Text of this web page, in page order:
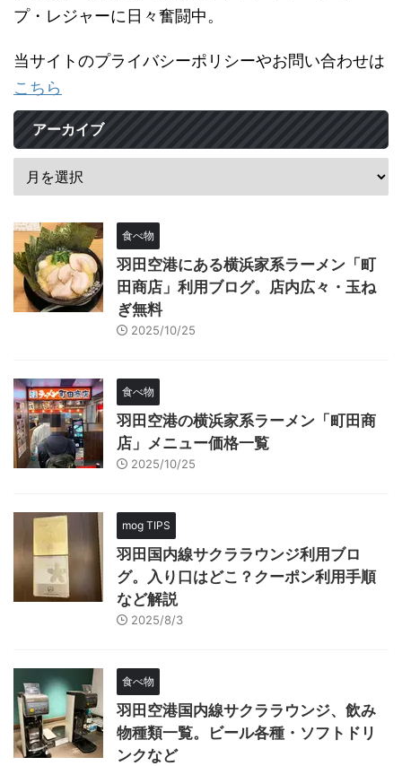
プ・レジャーに日々奮闘中。
当サイトのプライバシーポリシーやお問い合わせは
こちら
アーカイブ
食べ物
羽田空港にある横浜家系ラーメン「町
田商店」利用ブログ。店内広々・玉ね
ぎ無料
2025/10/25
食べ物
羽田空港の横浜家系ラーメン「町田商
店」メニュー価格一覧
2025/10/25
mog TIPS
羽田国内線サクララウンジ利用ブロ
グ。入り口はどこ？クーポン利用手順
など解説
2025/8/3
食べ物
羽田空港国内線サクララウンジ、飲み
物種類一覧。ビール各種・ソフトドリ
ンクなど